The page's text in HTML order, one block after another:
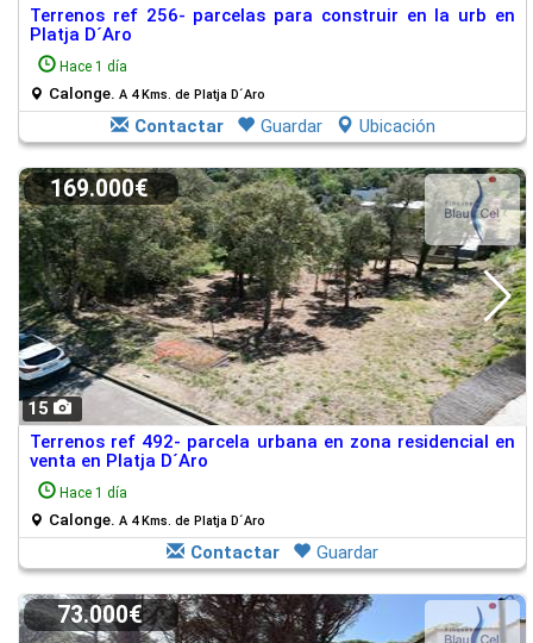
Terrenos ref 256- parcelas para construir en la urb en
Platja D´Aro
Hace 1 día
Calonge. A 4 Kms. de Platja D´Aro
Contactar Guardar Ubicación
15
169.000€
Terrenos ref 492- parcela urbana en zona residencial en
venta en Platja D´Aro
Hace 1 día
Calonge. A 4 Kms. de Platja D´Aro
Contactar Guardar
73.000€